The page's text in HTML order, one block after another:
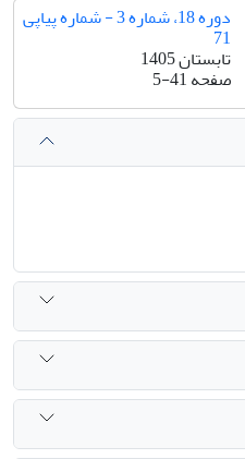
دوره 18، شماره 3 - شماره پیاپی
71
تابستان 1405
صفحه5-41